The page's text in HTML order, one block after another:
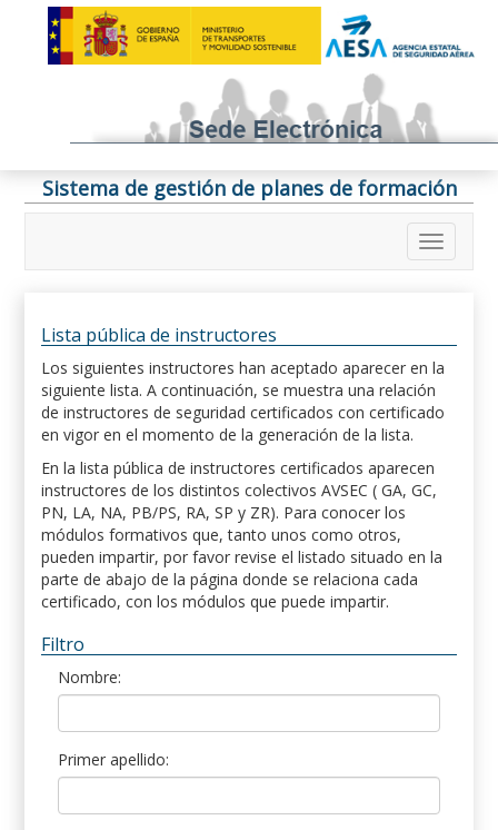
Sistema de gestión de planes de formación
Lista pública de instructores
Los siguientes instructores han aceptado aparecer en la
siguiente lista. A continuación, se muestra una relación
de instructores de seguridad certificados con certificado
en vigor en el momento de la generación de la lista.
En la lista pública de instructores certificados aparecen
instructores de los distintos colectivos AVSEC ( GA, GC,
PN, LA, NA, PB/PS, RA, SP y ZR). Para conocer los
módulos formativos que, tanto unos como otros,
pueden impartir, por favor revise el listado situado en la
parte de abajo de la página donde se relaciona cada
certificado, con los módulos que puede impartir.
Filtro
Nombre:
Primer apellido: